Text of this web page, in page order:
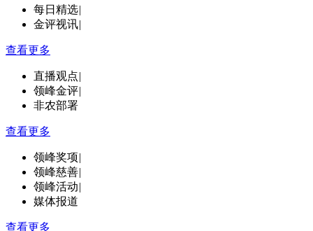
每日精选|
金评视讯|
查看更多
直播观点|
领峰金评|
非农部署
查看更多
领峰奖项|
领峰慈善|
领峰活动|
媒体报道
查看更多